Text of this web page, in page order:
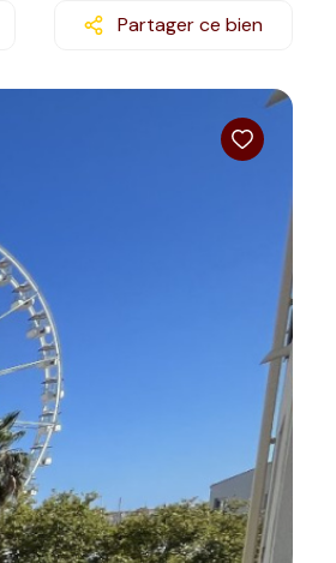
Partager ce bien